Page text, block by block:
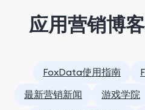
应用营销博
FoxData使用指南
最新营销新闻
游戏学院